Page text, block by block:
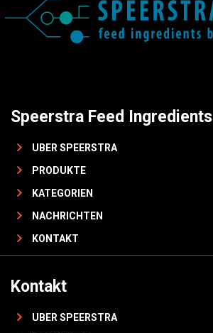
Speerstra Feed Ingredients
UBER SPEERSTRA
PRODUKTE
KATEGORIEN
NACHRICHTEN
KONTAKT
Kontakt
UBER SPEERSTRA